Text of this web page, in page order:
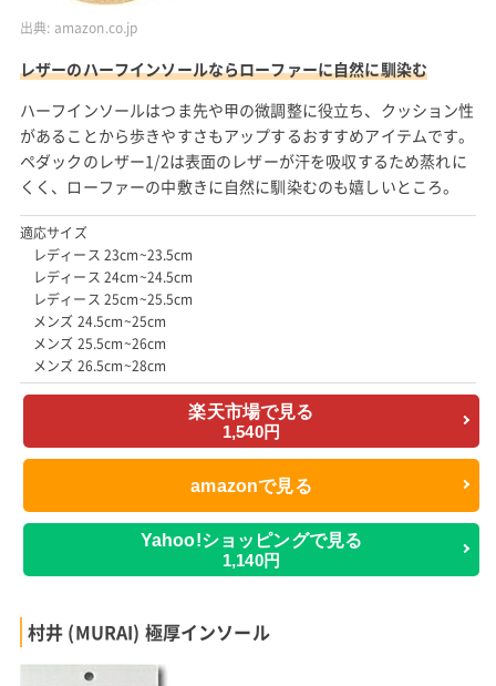
出典: amazon.co.jp
レザーのハーフインソールならローファーに自然に馴染む
ハーフインソールはつま先や甲の微調整に役立ち、クッション性
があることから歩きやすさもアップするおすすめアイテムです。
ペダックのレザー1/2は表面のレザーが汗を吸収するため蒸れに
くく、ローファーの中敷きに自然に馴染むのも嬉しいところ。
適応サイズ
レディース 23cm~23.5cm
レディース 24cm~24.5cm
レディース 25cm~25.5cm
メンズ 24.5cm~25cm
メンズ 25.5cm~26cm
メンズ 26.5cm~28cm
楽天市場で見る
1,540円
amazonで見る
Yahoo!ショッピングで見る
1,140円
村井 (MURAI) 極厚インソール